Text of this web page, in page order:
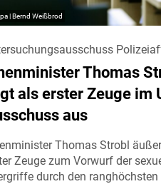
| Bernd Weißbrod
Thomas
als erster Zeuge im
aus
Thomas Strobl
Zeuge zum Vorwurf der
durch den